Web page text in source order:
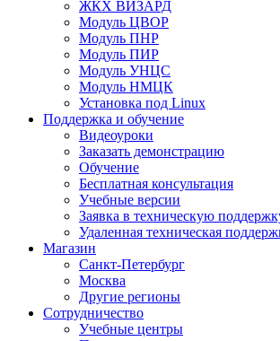
ЖКХ ВИЗАРД
Модуль ЦВОР
Модуль ПНР
Модуль ПИР
Модуль УНЦС
Модуль НМЦК
Установка под Linux
Поддержка и обучение
Видеоуроки
Заказать демонстрацию
Обучение
Бесплатная консультация
Учебные версии
Заявка в техническую
Удаленная техническая
Магазин
Санкт-Петербург
Москва
Другие регионы
Сотрудничество
Учебные центры